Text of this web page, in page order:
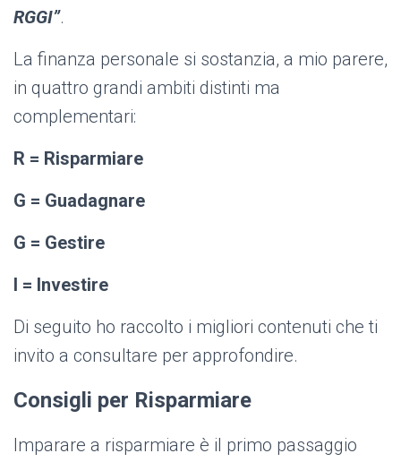
RGGI”.
La finanza personale si sostanzia, a mio parere,
in quattro grandi ambiti distinti ma
complementari:
R = Risparmiare
G = Guadagnare
G = Gestire
I = Investire
Di seguito ho raccolto i migliori contenuti che ti
invito a consultare per approfondire.
Consigli per Risparmiare
Imparare a risparmiare è il primo passaggio